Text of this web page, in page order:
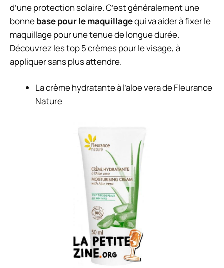
d’une protection solaire. C’est généralement une
bonnebase pour le maquillagequi va aider à fixer le
maquillage pour une tenue de longue durée.
Découvrez les top 5 crèmes pour le visage, à
appliquer sans plus attendre.
Lacrème hydratante à l’aloe verade Fleurance
Nature